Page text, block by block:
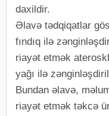
daxildir.
Əlavə tədqiqatlar
fındıq ilə
riayət etmək
yağı ilə
Bundan əlavə,
riayət etmək təkcə